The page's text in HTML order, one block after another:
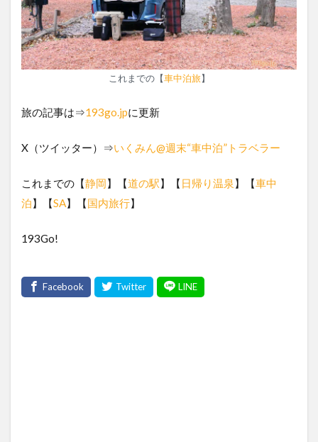
これまでの【車中泊旅】
旅の記事は⇒193go.jpに更新
X（ツイッター）⇒いくみん@週末“車中泊”トラベラー
これまでの【静岡】【道の駅】【 日帰り温泉 】【車中
泊】【SA】【国内旅行】
193Go!